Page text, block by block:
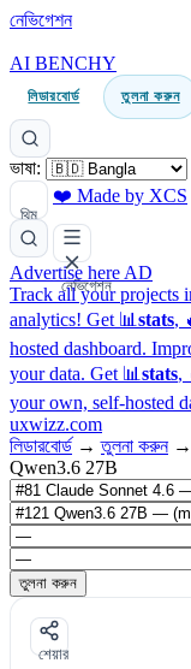
নেভিগেশন
AI BENCHY
লিডারবোর্ড তুলনা করুন
ভাষা:
থিম
❤️ Made by XCS
নেভিগেশন
Advertise here AD
Track all your projects
analytics! Get 📊 stats,
hosted dashboard.
your data. Get 📊 stats,
your own, self-hosted
uxwizz.com
লিডারবোর্ড → তুলনা করুন →
Qwen3.6 27B
তুলনা করুন
শেয়ার